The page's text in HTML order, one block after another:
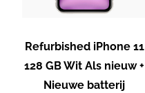
Refurbished iPhone 11
128 GB Wit Als nieuw +
Nieuwe batterij